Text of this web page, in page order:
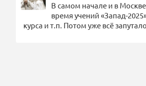
В самом начале и в
время учений «Запад-
курса и т.п. Потом уже всё